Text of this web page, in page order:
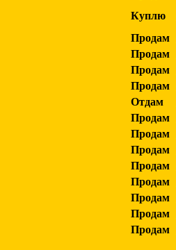
Куплю
Продам
Продам
Продам
Продам
Отдам
Продам
Продам
Продам
Продам
Продам
Продам
Продам
Продам